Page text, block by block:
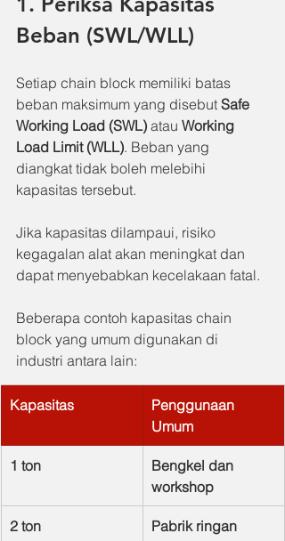
Beban (SWL/WLL)
Setiap chain block memiliki batas
beban maksimum yang disebut Safe
Working Load (SWL) atau Working
Load Limit (WLL). Beban yang
diangkat tidak boleh melebihi
kapasitas tersebut.
Jika kapasitas dilampaui, risiko
kegagalan alat akan meningkat dan
dapat menyebabkan kecelakaan fatal.
Beberapa contoh kapasitas chain
block yang umum digunakan di
industri antara lain:
Kapasitas
Penggunaan
Umum
1 ton
Bengkel dan
workshop
2 ton Pabrik ringan